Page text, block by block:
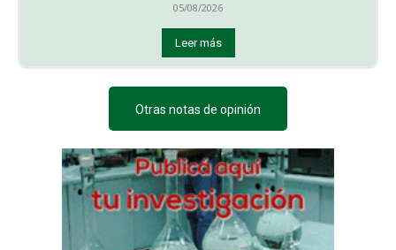
05/08/2026
Leer más
Otras notas de opinión